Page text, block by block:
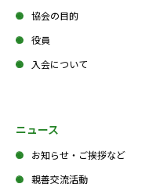
協会の目的
役員
入会について
ニュース
お知らせ・ご挨拶など
親善交流活動